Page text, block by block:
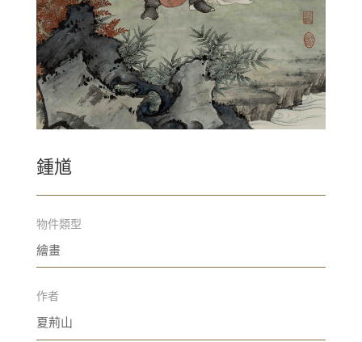
鍾馗
物件類型
繪畫
作者
夏荊山